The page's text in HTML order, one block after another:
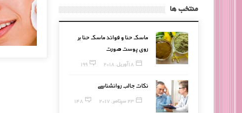
منتخب ها
ماسک حنا و فوائد ماسک حنا بر
روی پوست صورت
18 آوریل, 2018 199
نکات جالب روانشناسی
23 سپتامبر, 2017 148